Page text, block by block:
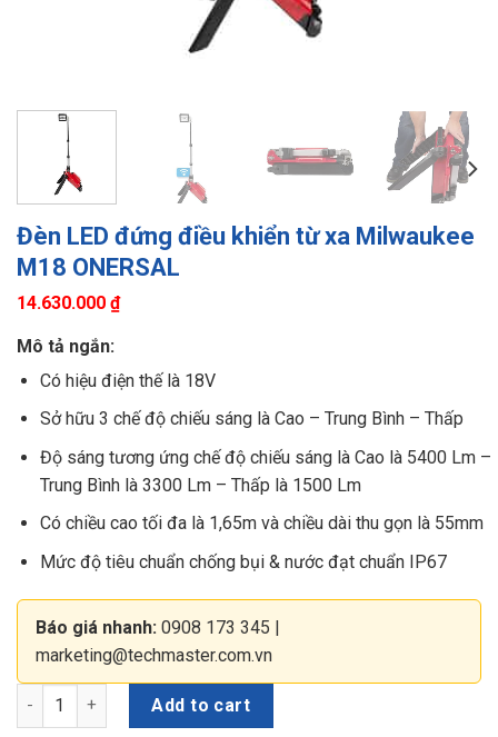
Đèn LED đứng điều khiển từ xa Milwaukee
M18 ONERSAL
14.630.000 ₫
Mô tả ngắn:
Có hiệu điện thế là 18V
Sở hữu 3 chế độ chiếu sáng là Cao – Trung Bình – Thấp
Độ sáng tương ứng chế độ chiếu sáng là Cao là 5400 Lm –
Trung Bình là 3300 Lm – Thấp là 1500 Lm
Có chiều cao tối đa là 1,65m và chiều dài thu gọn là 55mm
Mức độ tiêu chuẩn chống bụi & nước đạt chuẩn IP67
Báo giá nhanh: 0908 173 345 |
marketing@techmaster.com.vn
Đèn LED đứng điều khiển từ xa Milwaukee M18 ONERSAL
Add to cart